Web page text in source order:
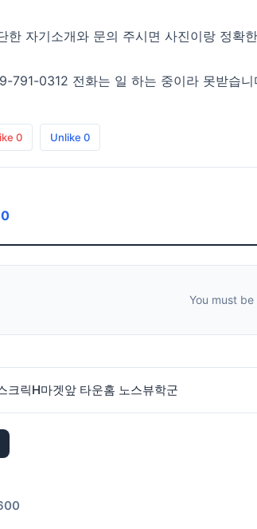
한 자기소개와 문의 주시면 사진이랑 정확
791-0312 전화는 일 하는 중이라 못받습
0 Unlike 0
0
You must be
크릭H마겟앞 타운홈 노스뷰학군